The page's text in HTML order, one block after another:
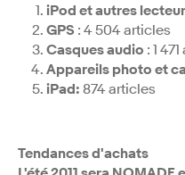
iPod et autres
GPS : 4 504 articles
Casques audio : 1
Appareils photo et
iPad: 874 articles
Tendances d'achats